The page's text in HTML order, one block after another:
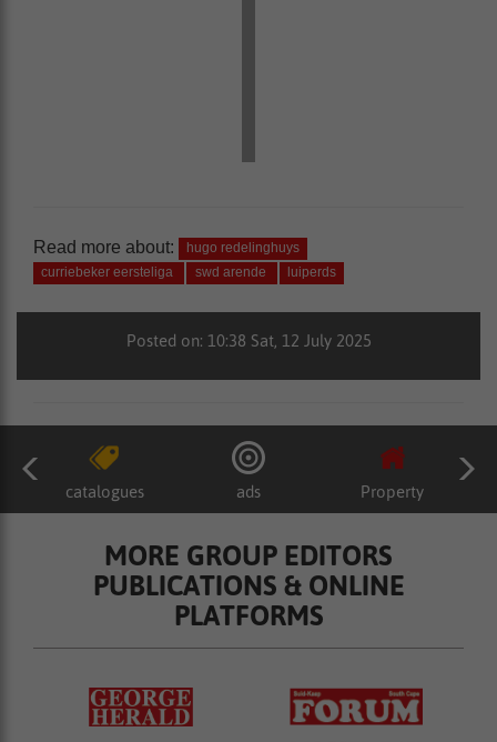
Read more about:
hugo redelinghuys
curriebeker eersteliga
swd arende luiperds
Posted on: 10:38 Sat, 12 July 2025
catalogues ads Property
MORE GROUP EDITORS
PUBLICATIONS & ONLINE
PLATFORMS